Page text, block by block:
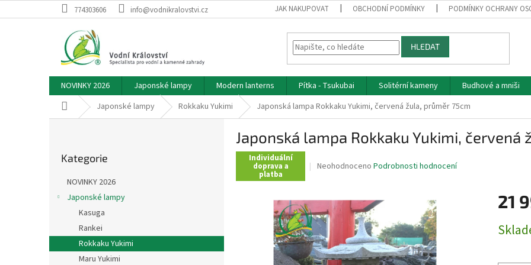
na
774303606 info@vodnikralovstvi.cz JAK NAKUPOVAT OBCHODNÍ PODMÍNKY PODMÍNKY OCHRANY
HLEDAT
NOVINKY 2026 Japonské lampy Modern lanterns Pítka - Tsukubai Solitérní kameny Budhové a mniši
Domů Japonské lampy Rokkaku Yukimi Japonská lampa Rokkaku Yukimi, červená žula, průměr 75cm
a
kategorie
Kategorie
NOVINKY 2026
Japonské lampy
Kasuga
Rankei
Rokkaku Yukimi
Maru Yukimi
Japonská lampa Rokkaku Yukimi, červená
Individuální
doprava a
platba
Průměrné
je
0,0
z
5
hvězdiček.
Neohodnoceno Podrobnosti hodnocení
21
cena: